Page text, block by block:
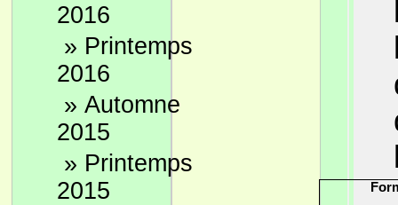
2016
» Printemps
2016
» Automne
2015
» Printemps
2015